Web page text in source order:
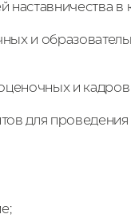
наставничества в
и
оценочных и
для